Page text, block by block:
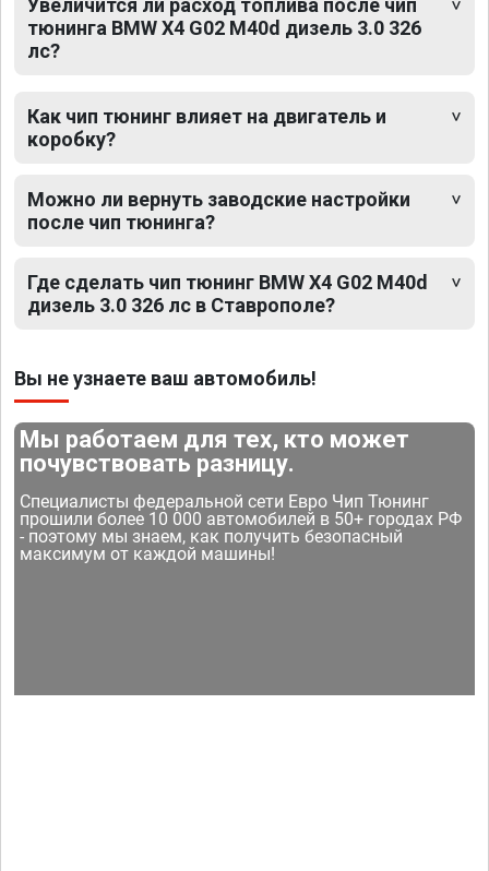
Увеличится ли расход топлива после чип
тюнинга BMW X4 G02 M40d дизель 3.0 326
лс?
Как чип тюнинг влияет на двигатель и
коробку?
Можно ли вернуть заводские настройки
после чип тюнинга?
Где сделать чип тюнинг BMW X4 G02 M40d
дизель 3.0 326 лс в Ставрополе?
Вы не узнаете ваш автомобиль!
Мы работаем для тех, кто может
почувствовать разницу.
Специалисты федеральной сети Евро Чип Тюнинг
прошили более 10 000 автомобилей в 50+ городах РФ
- поэтому мы знаем, как получить безопасный
максимум от каждой машины!